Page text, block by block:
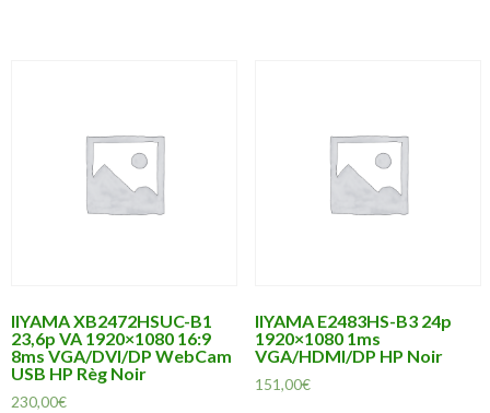
IIYAMA XB2472HSUC-B1
23,6p VA 1920×1080 16:9
8ms VGA/DVI/DP WebCam
USB HP Règ Noir
230,00€
IIYAMA E2483HS-B3 24p
1920×1080 1ms
VGA/HDMI/DP HP Noir
151,00€